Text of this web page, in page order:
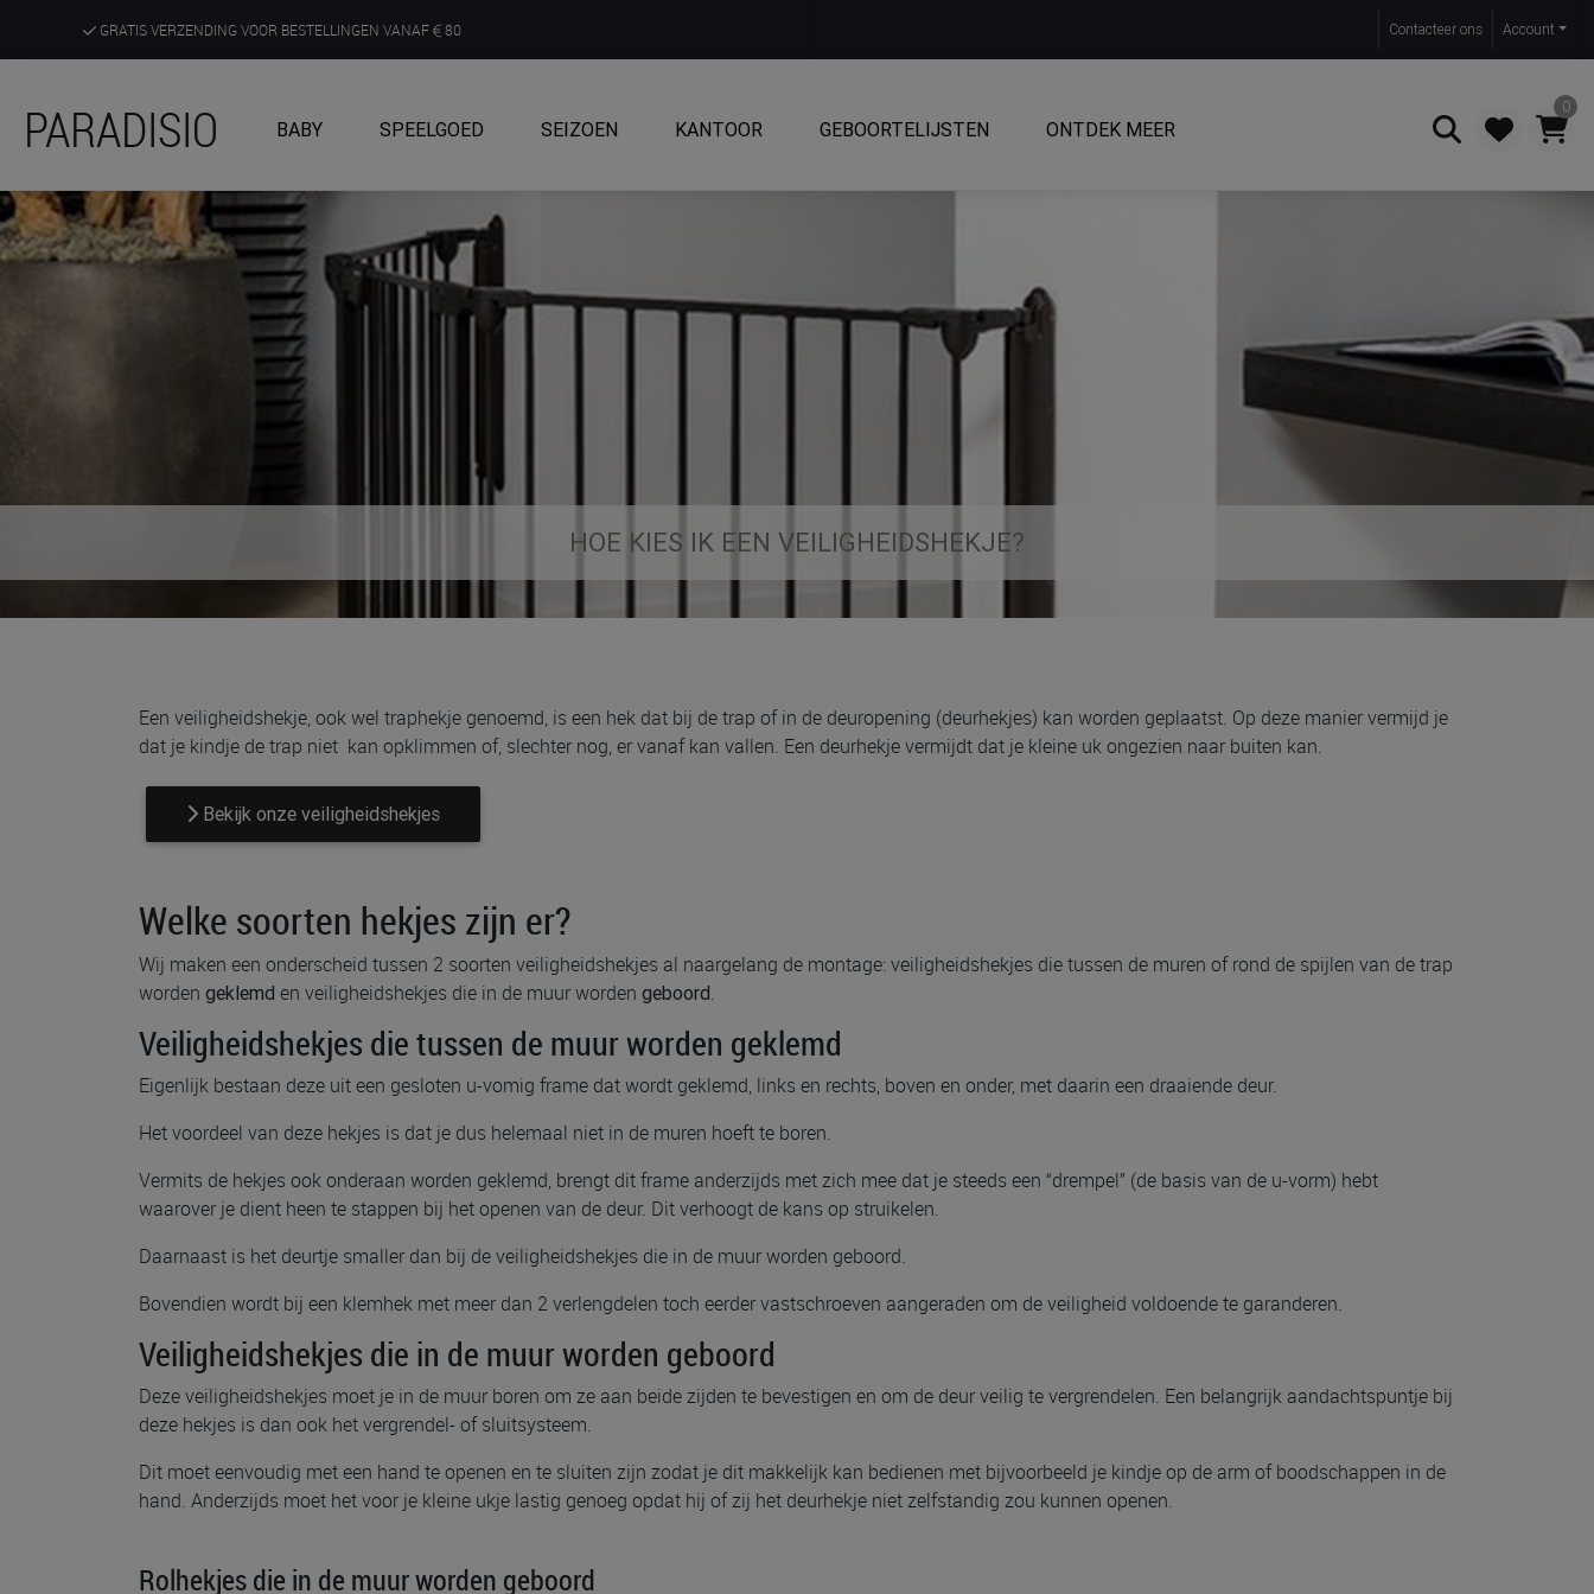
GRATIS VERZENDING VOOR BESTELLINGEN VANAF 80
ONTDEK, BELEEF EN KRIJG ADVIES IN ONZE WINKELS
Contacteer ons Account
PARADISIO BABY SPEELGOED SEIZOEN KANTOOR GEBOORTELIJSTEN ONTDEK MEER
0
HOE KIES IK EEN VEILIGHEIDSHEKJE?
Een veiligheidshekje, ook wel traphekje genoemd, is een hek dat bij de trap of in de deuropening (deurhekjes) kan worden geplaatst. Op deze manier vermijd je
dat je kindje de trap niet kan opklimmen of, slechter nog, er vanaf kan vallen. Een deurhekje vermijdt dat je kleine uk ongezien naar buiten kan.
Bekijk onze veiligheidshekjes
Welke soorten hekjes zijn er?
Wij maken een onderscheid tussen 2 soorten veiligheidshekjes al naargelang de montage: veiligheidshekjes die tussen de muren of rond de spijlen van de trap
worden geklemd en veiligheidshekjes die in de muur worden geboord.
Veiligheidshekjes die tussen de muur worden geklemd
Eigenlijk bestaan deze uit een gesloten u-vomig frame dat wordt geklemd, links en rechts, boven en onder, met daarin een draaiende deur.
Het voordeel van deze hekjes is dat je dus helemaal niet in de muren hoeft te boren.
Vermits de hekjes ook onderaan worden geklemd, brengt dit frame anderzijds met zich mee dat je steeds een “drempel” (de basis van de u-vorm) hebt
waarover je dient heen te stappen bij het openen van de deur. Dit verhoogt de kans op struikelen.
Daarnaast is het deurtje smaller dan bij de veiligheidshekjes die in de muur worden geboord.
Bovendien wordt bij een klemhek met meer dan 2 verlengdelen toch eerder vastschroeven aangeraden om de veiligheid voldoende te garanderen.
Veiligheidshekjes die in de muur worden geboord
Deze veiligheidshekjes moet je in de muur boren om ze aan beide zijden te bevestigen en om de deur veilig te vergrendelen. Een belangrijk aandachtspuntje bij
deze hekjes is dan ook het vergrendel- of sluitsysteem.
Dit moet eenvoudig met een hand te openen en te sluiten zijn zodat je dit makkelijk kan bedienen met bijvoorbeeld je kindje op de arm of boodschappen in de
hand. Anderzijds moet het voor je kleine ukje lastig genoeg opdat hij of zij het deurhekje niet zelfstandig zou kunnen openen.
Rolhekjes die in de muur worden geboord